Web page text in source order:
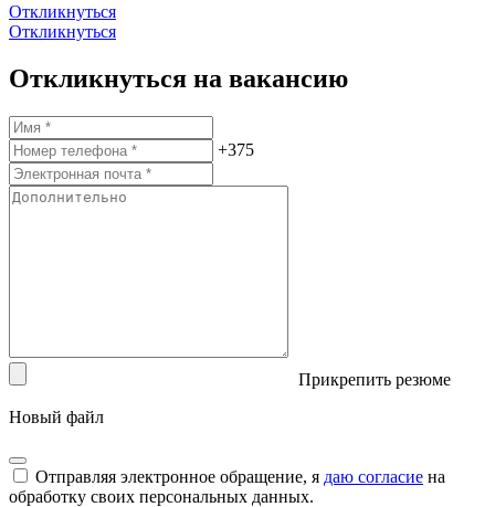
Откликнуться
Откликнуться
Откликнуться на вакансию
+375
Прикрепить резюме
Новый файл
Отправляя электронное обращение, я даю согласие на
обработку своих персональных данных.